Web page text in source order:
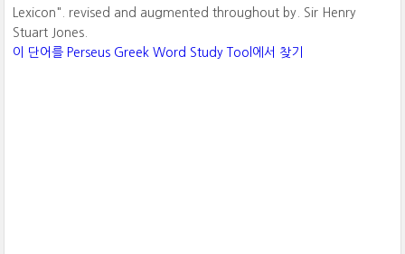
Lexicon". revised and augmented throughout by. Sir Henry
Stuart Jones.
이 단어를 Perseus Greek Word Study Tool에서 찾기